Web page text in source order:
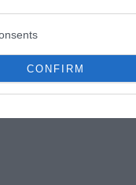
CONFIRM